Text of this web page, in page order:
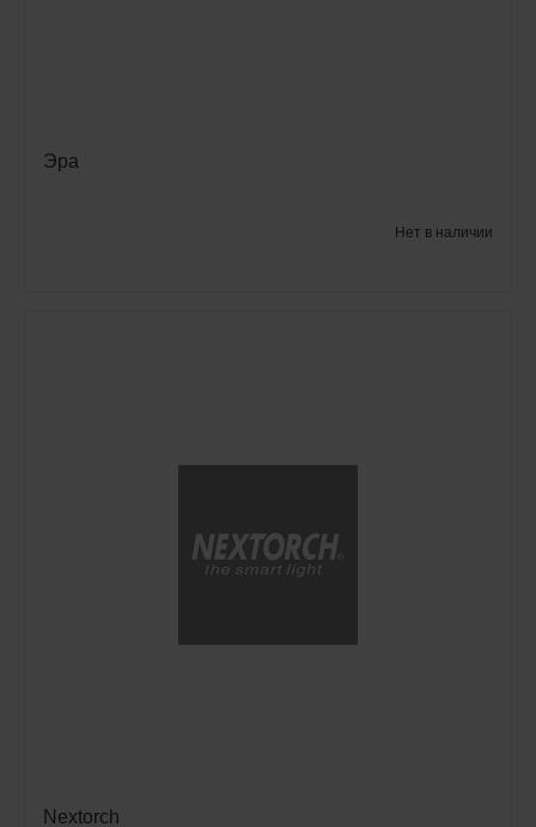
Эра
Нет в наличии
Nextorch